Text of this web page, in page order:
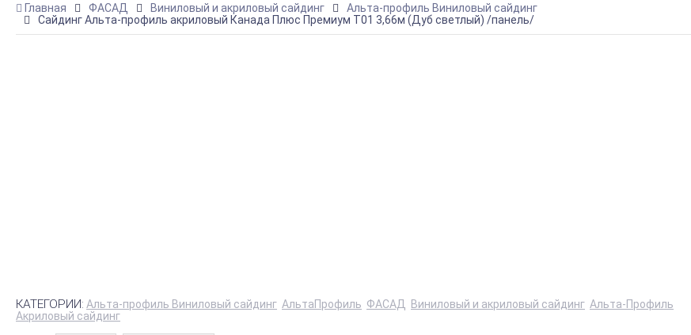
Главная ФАСАД Виниловый и акриловый сайдинг
Альта-профиль Виниловый сайдинг
Сайдинг Альта-профиль акриловый Канада Плюс Премиум Т01 3,66м (Дуб светлый) /панель/
КАТЕГОРИИ: Альта-профиль Виниловый сайдинг АльтаПрофиль ФАСАД Виниловый и акриловый сайдинг Альта-Профиль
Акриловый сайдинг